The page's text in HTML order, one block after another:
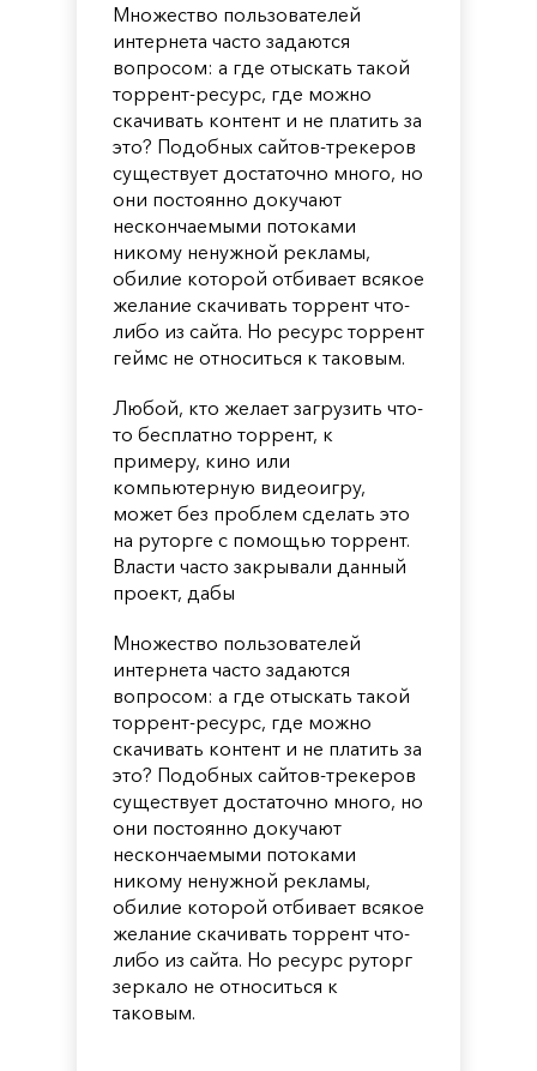
Множество пользователей
интернета часто задаются
вопросом: а где отыскать такой
торрент-ресурс, где можно
скачивать контент и не платить за
это? Подобных сайтов-трекеров
существует достаточно много, но
они постоянно докучают
нескончаемыми потоками
никому ненужной рекламы,
обилие которой отбивает всякое
желание скачивать торрент что-
либо из сайта. Но ресурс торрент
геймс не относиться к таковым.
Любой, кто желает загрузить что-
то бесплатно торрент, к
примеру, кино или
компьютерную видеоигру,
может без проблем сделать это
на руторге с помощью торрент.
Власти часто закрывали данный
проект, дабы
Множество пользователей
интернета часто задаются
вопросом: а где отыскать такой
торрент-ресурс, где можно
скачивать контент и не платить за
это? Подобных сайтов-трекеров
существует достаточно много, но
они постоянно докучают
нескончаемыми потоками
никому ненужной рекламы,
обилие которой отбивает всякое
желание скачивать торрент что-
либо из сайта. Но ресурс руторг
зеркало не относиться к
таковым.